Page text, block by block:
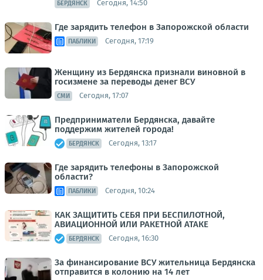
БЕРДЯНСК Сегодня, 14:50
Где зарядить телефон в Запорожской области
ПАБЛИКИ Сегодня, 17:19
Женщину из Бердянска признали виновной в
госизмене за переводы денег ВСУ
СМИ Сегодня, 17:07
Предприниматели Бердянска, давайте
поддержим жителей города!
БЕРДЯНСК Сегодня, 13:17
Где зарядить телефоны в Запорожской
области?
ПАБЛИКИ Сегодня, 10:24
КАК ЗАЩИТИТЬ СЕБЯ ПРИ БЕСПИЛОТНОЙ,
АВИАЦИОННОЙ ИЛИ РАКЕТНОЙ АТАКЕ
БЕРДЯНСК Сегодня, 16:30
За финансирование ВСУ жительница Бердянска
отправится в колонию на 14 лет